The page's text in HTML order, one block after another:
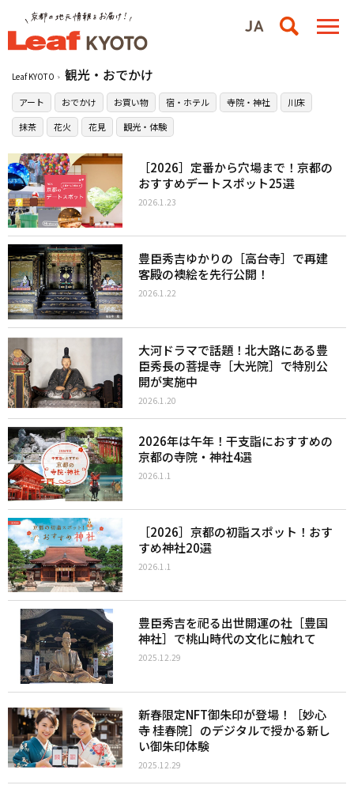
Leaf KYOTO 観光・おでかけ
アート おでかけ お買い物 宿・ホテル 寺院・神社
川床
抹茶
花火 花見 観光・体験
［2026］定番から穴場まで！京都の
おすすめデートスポット25選
2026.1.23
豊臣秀吉ゆかりの［高台寺］で再建
客殿の襖絵を先行公開！
2026.1.22
大河ドラマで話題！北大路にある豊
臣秀長の菩提寺［大光院］で特別公
開が実施中
2026.1.20
2026年は午年！干支詣におすすめの
京都の寺院・神社4選
2026.1.1
［2026］京都の初詣スポット！おす
すめ神社20選
2026.1.1
豊臣秀吉を祀る出世開運の社［豊国
神社］で桃山時代の文化に触れて
2025.12.29
新春限定NFT御朱印が登場！［妙心
寺 桂春院］のデジタルで授かる新し
い御朱印体験
2025.12.29